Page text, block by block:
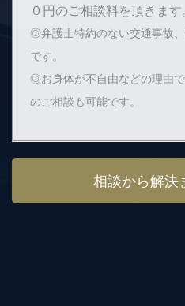
０円のご相談料を頂きます。
◎弁護士特約のない交通事故
です。
◎お身体が不自由などの理由
のご相談も可能です。
相談から解決